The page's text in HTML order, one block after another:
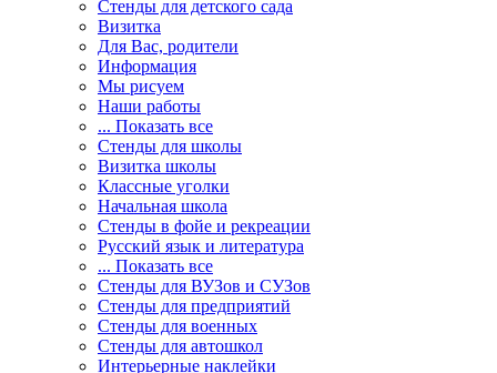
Стенды для детского сада
Визитка
Для Вас, родители
Информация
Мы рисуем
Наши работы
... Показать все
Стенды для школы
Визитка школы
Классные уголки
Начальная школа
Стенды в фойе и рекреации
Русский язык и литература
... Показать все
Стенды для ВУЗов и СУЗов
Стенды для предприятий
Стенды для военных
Стенды для автошкол
Интерьерные наклейки